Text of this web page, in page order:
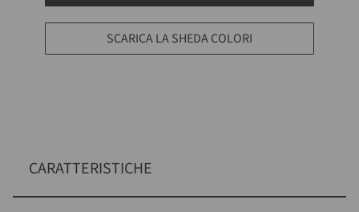
SCARICA LA SHEDA COLORI
CARATTERISTICHE